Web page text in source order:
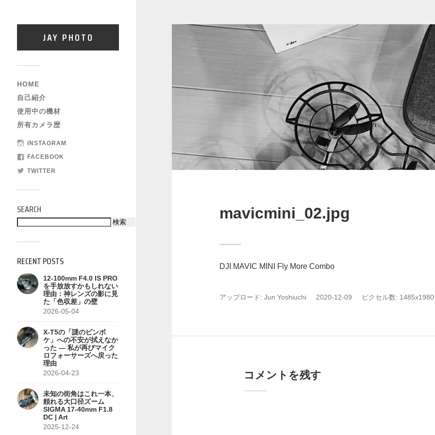
JAY PHOTO
HOME
自己紹介
使用中の機材
所有カメラ歴
INSTAGRAM
FACEBOOK
TWITTER
SEARCH
検索
RECENT POSTS
12-100mm F4.0 IS PRO
を手放放すかもしれない
理由：神レンズの影に見
た「色収差」の壁
2026-05-04
X-T5の「謎のピンボ
ケ」への不安が拭えなか
った — 私が再びマイク
ロフォーサーズへ戻った
理由
2026-04-23
未知の街角はこれ一本、
頼れる大口径ズーム
SIGMA 17-40mm F1.8
DC | Art
2025-12-24
mavicmini_02.jpg
DJI MAVIC MINI Fly More Combo
アップロード: Jun Yoshiuchi 2020-12-09 ピクセル数:
コメントを残す